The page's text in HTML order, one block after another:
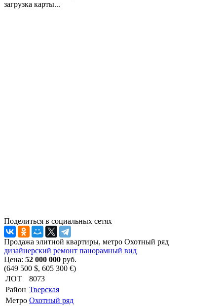
загрузка карты...
Поделиться в социальных сетях
Продажа элитной квартиры, метро Охотный ряд
дизайнерский ремонт панорамный вид
Цена: 52 000 000 руб.
(649 500 $, 605 300 €)
ЛОТ
8073
Район Тверская
Метро Охотный ряд